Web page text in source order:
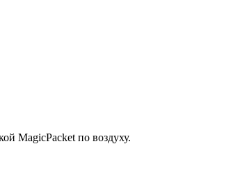
MagicPacket по воздуху.